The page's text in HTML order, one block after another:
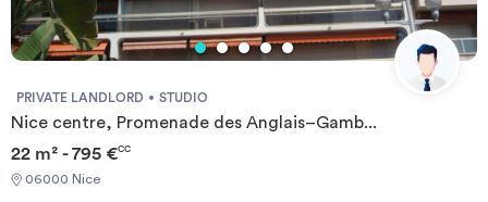
PRIVATE LANDLORD STUDIO
Nice centre, Promenade des Anglais–Gamb...
22 m² - 795 €CC
06000 Nice